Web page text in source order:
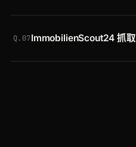
由，渲染 JavaScript，
Q.07ImmobilienScout24 抓取